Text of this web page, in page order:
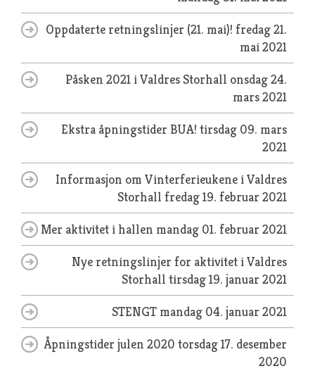
Oppdaterte retningslinjer (21. mai)! fredag 21.
mai 2021
Påsken 2021 i Valdres Storhall onsdag 24.
mars 2021
Ekstra åpningstider BUA! tirsdag 09. mars
2021
Informasjon om Vinterferieukene i Valdres
Storhall fredag 19. februar 2021
Mer aktivitet i hallen mandag 01. februar 2021
Nye retningslinjer for aktivitet i Valdres
Storhall tirsdag 19. januar 2021
STENGT mandag 04. januar 2021
Åpningstider julen 2020 torsdag 17. desember
2020